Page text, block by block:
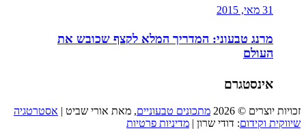
31 מאי, 2015
מרנג טבעוני: המדריך המלא לקצף שכובש את
העולם
אינסטגרם
זכויות יוצרים © 2026 מתכונים טבעוניים, מאת אורי שביט | אסטרטגיה
שיווקית וקידום: דודי שרון | מדיניות פרטיות